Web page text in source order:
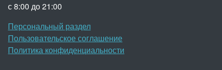
с 8:00 до 21:00
Персональный раздел
Пользовательское соглашение
Политика конфиденциальности